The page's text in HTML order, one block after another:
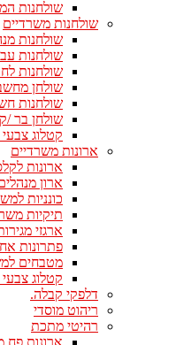
שולחנות
שולחנות משרדיים
שולחנות
שולחנות
שולחנות
שולחן
שולחנות
שולחן בר /
קטלוג צבעי
ארונות משרדיים
ארונות
ארון
כונניות
תיקיות
ארגזי
פתרונות
מטבחים
קטלוג צבעי
דלפקי קבלה.
ריהוט מוסדי
רהיטי מתכת
ארונות פח